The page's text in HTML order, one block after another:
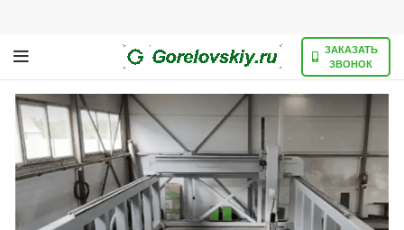
ЗАКАЗАТЬ
ЗВОНОК